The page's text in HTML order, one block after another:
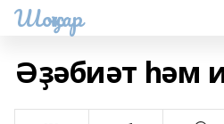
Шоңҡар
Әҙәбиәт һәм